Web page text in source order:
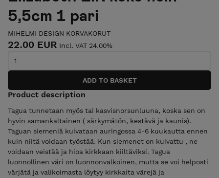
5,5cm 1 pari
MIHELMI DESIGN KORVAKORUT
22.00 EUR Incl. VAT 24.00%
Product description
Tagua tunnetaan myös tai kasvisnorsunluuna, koska sen on
hyvin samankaltainen ( särkymätön, kestävä ja kaunis).
Taguan siemeniä kuivataan auringossa 4-6 kuukautta ennen
kuin niitä voidaan työstää. Kun siemenet on kuivattu , ne
voidaan veistää ja hioa kirkkaan kiiltäviksi. Tagua
luonnollinen väri on luonnonvalkoinen, mutta se voi helposti
värjätä ja valikoimasta löytyy kirkkaita värejä ja